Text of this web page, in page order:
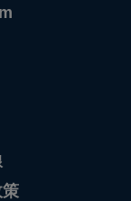
策